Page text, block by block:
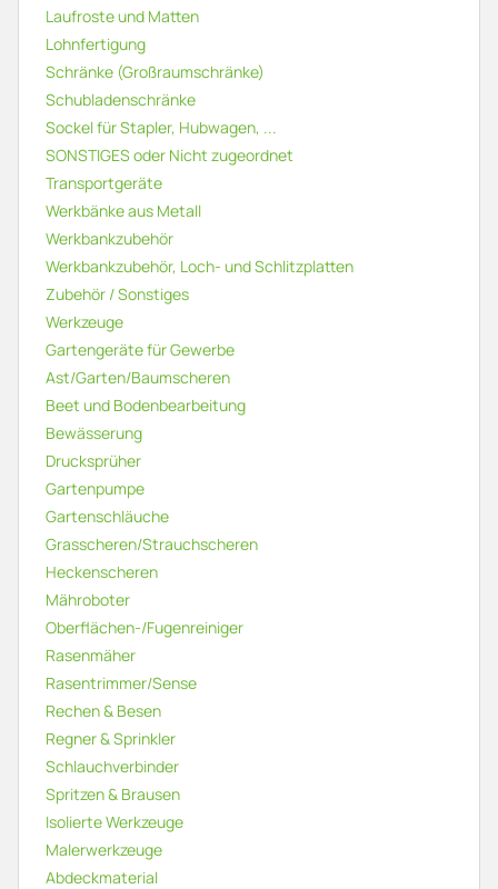
Laufroste und Matten
Lohnfertigung
Schränke (Großraumschränke)
Schubladenschränke
Sockel für Stapler, Hubwagen, ...
SONSTIGES oder Nicht zugeordnet
Transportgeräte
Werkbänke aus Metall
Werkbankzubehör
Werkbankzubehör, Loch- und Schlitzplatten
Zubehör / Sonstiges
Werkzeuge
Gartengeräte für Gewerbe
Ast/Garten/Baumscheren
Beet und Bodenbearbeitung
Bewässerung
Drucksprüher
Gartenpumpe
Gartenschläuche
Grasscheren/Strauchscheren
Heckenscheren
Mähroboter
Oberflächen-/Fugenreiniger
Rasenmäher
Rasentrimmer/Sense
Rechen & Besen
Regner & Sprinkler
Schlauchverbinder
Spritzen & Brausen
Isolierte Werkzeuge
Malerwerkzeuge
Abdeckmaterial